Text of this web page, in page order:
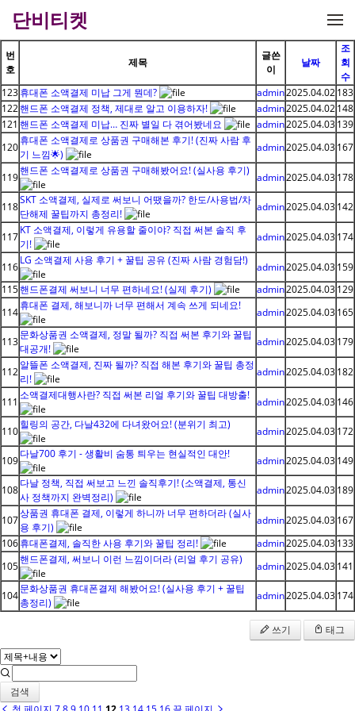
단비티켓
번
호
제목
글쓴
이
날짜
조
회
수
123휴대폰 소액결제 미납 그게 뭔데? admin2025.04.02183
122핸드폰 소액결제 정책, 제대로 알고 이용하자! admin2025.04.02148
121 핸드폰 소액결제 미납… 진짜 별일 다 겪어봤네요 admin2025.04.03139
120
휴대폰 소액결제로 상품권 구매해본 후기! (진짜 사람 후
기 느낌🌟)
admin2025.04.03167
119
핸드폰 소액결제로 상품권 구매해봤어요! (실사용 후기)
admin2025.04.03178
118
SKT 소액결제, 실제로 써보니 어땠을까? 한도/사용법/차
단해제 꿀팁까지 총정리!
admin2025.04.03142
117
KT 소액결제, 이렇게 유용할 줄이야? 직접 써본 솔직 후
기!
admin2025.04.03174
116
LG 소액결제 사용 후기 + 꿀팁 공유 (진짜 사람 경험담!)
admin2025.04.03159
115핸드폰결제 써보니 너무 편하네요! (실제 후기) admin2025.04.03129
114
휴대폰 결제, 해보니까 너무 편해서 계속 쓰게 되네요!
admin2025.04.03165
113
문화상품권 소액결제, 정말 될까? 직접 써본 후기와 꿀팁
대공개!
admin2025.04.03179
112
알뜰폰 소액결제, 진짜 될까? 직접 해본 후기와 꿀팁 총정
리!
admin2025.04.03182
111
소액결제대행사란? 직접 써본 리얼 후기와 꿀팁 대방출!
admin2025.04.03146
110
힐링의 공간, 다날432에 다녀왔어요! (분위기 최고)
admin2025.04.03172
109
다날700 후기 - 생활비 숨통 틔우는 현실적인 대안!
admin2025.04.03149
108
다날 정책, 직접 써보고 느낀 솔직후기! (소액결제, 통신
사 정책까지 완벽정리)
admin2025.04.03189
107
상품권 휴대폰 결제, 이렇게 하니까 너무 편하더라 (실사
용 후기)
admin2025.04.03167
106휴대폰결제, 솔직한 사용 후기와 꿀팁 정리! admin2025.04.03133
105
핸드폰결제, 써보니 이런 느낌이더라 (리얼 후기 공유)
admin2025.04.03141
104
문화상품권 휴대폰결제 해봤어요! (실사용 후기 + 꿀팁
총정리)
admin2025.04.03174
쓰기 태그
검색